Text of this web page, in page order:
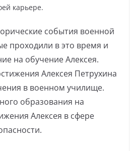
карьере.
события военной
проходили в это время и
на обучение Алексея.
Алексея Петрухина
в военном училище.
образования на
Алексея в сфере